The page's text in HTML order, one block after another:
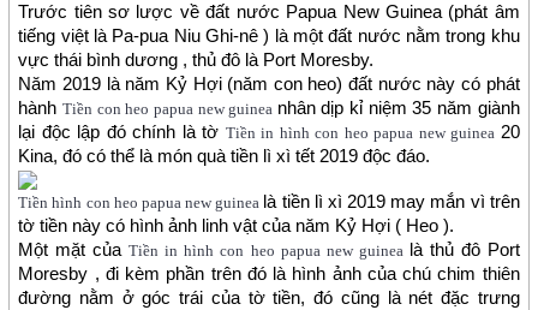
Trước tiên sơ lược về đất nước Papua New Guinea (phát âm
tiếng việt là Pa-pua Niu Ghi-nê ) là một đất nước nằm trong khu
vực thái bình dương , thủ đô là Port Moresby.
Năm 2019 là năm Kỷ Hợi (năm con heo) đất nước này có phát
hành Tiền con heo papua new guinea nhân dịp kỉ niệm 35 năm giành
lại độc lập đó chính là tờ Tiền in hình con heo papua new guinea 20
Kina, đó có thể là món quà tiền lì xì tết 2019 độc đáo.
Tiền hình con heo papua new guinea là tiền lì xì 2019 may mắn vì trên
tờ tiền này có hình ảnh linh vật của năm Kỷ Hợi ( Heo ).
Một mặt của Tiền in hình con heo papua new guinea là thủ đô Port
Moresby , đi kèm phần trên đó là hình ảnh của chú chim thiên
đường nằm ở góc trái của tờ tiền, đó cũng là nét đặc trưng